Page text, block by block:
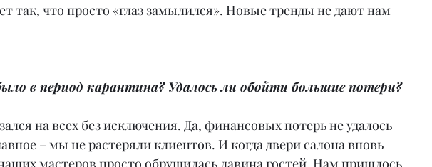
так, что просто «глаз замылился». Новые тренды не дают нам
в период карантина? Удалось ли обойти большие потери?
на всех без исключения. Да, финансовых потерь не удалось
– мы не растеряли клиентов. И когда двери салона вновь
мастеров просто обрушилась лавина гостей. Нам пришлось